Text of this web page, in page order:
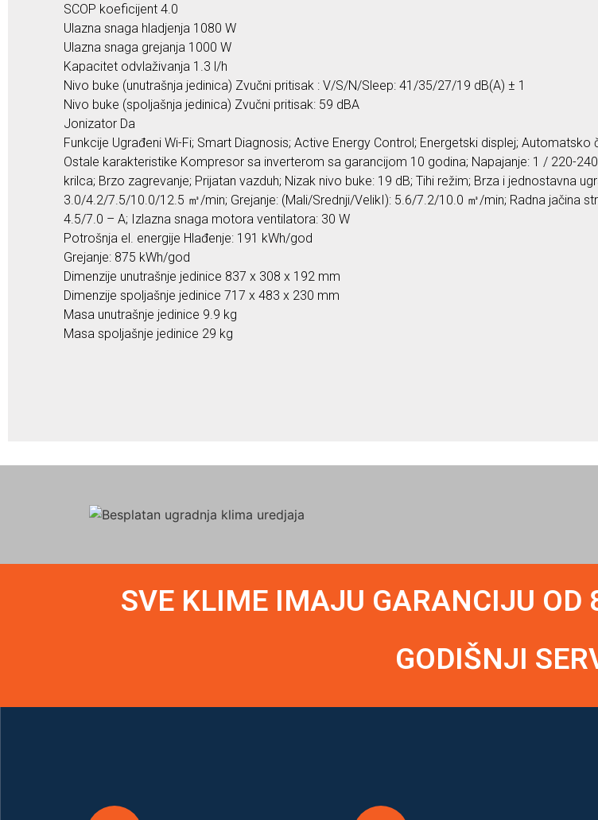
SCOP koeficijent 4.0
Ulazna snaga hladjenja 1080 W
Ulazna snaga grejanja 1000 W
Kapacitet odvlaživanja 1.3 l/h
Nivo buke (unutrašnja jedinica) Zvučni pritisak : V/S/N/Sleep: 41/35/27/19 dB(A) ± 1
Nivo buke (spoljašnja jedinica) Zvučni pritisak: 59 dBA
Jonizator Da
Funkcije Ugrađeni Wi-Fi; Smart Diagnosis; Active Energy Control; Energetski displej;
Ostale karakteristike Kompresor sa inverterom sa garancijom 10 godina; Napajanje: 1 / 220-
krilca; Brzo zagrevanje; Prijatan vazduh; Nizak nivo buke: 19 dB; Tihi režim; Brza i jednostavna
3.0/4.2/7.5/10.0/12.5 ㎥/min; Grejanje: (Mali/Srednji/VelikI): 5.6/7.2/10.0 ㎥/min; Radna jačina
4.5/7.0 – A; Izlazna snaga motora ventilatora: 30 W
Potrošnja el. energije Hlađenje: 191 kWh/god
Grejanje: 875 kWh/god
Dimenzije unutrašnje jedinice 837 x 308 x 192 mm
Dimenzije spoljašnje jedinice 717 x 483 x 230 mm
Masa unutrašnje jedinice 9.9 kg
Masa spoljašnje jedinice 29 kg
SVE KLIME IMAJU GARANCIJU OD
GODIŠNJI